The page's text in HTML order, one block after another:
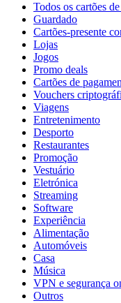
Todos os cartões
Guardado
Cartões-presente
Lojas
Jogos
Promo deals
Cartões de
Vouchers
Viagens
Entretenimento
Desporto
Restaurantes
Promoção
Vestuário
Eletrónica
Streaming
Software
Experiência
Alimentação
Automóveis
Casa
Música
VPN e segurança
Outros